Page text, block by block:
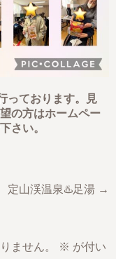
っております。見
の方はホームペー
さい。
定山渓温泉♨️足湯 →
ません。
※ が付い